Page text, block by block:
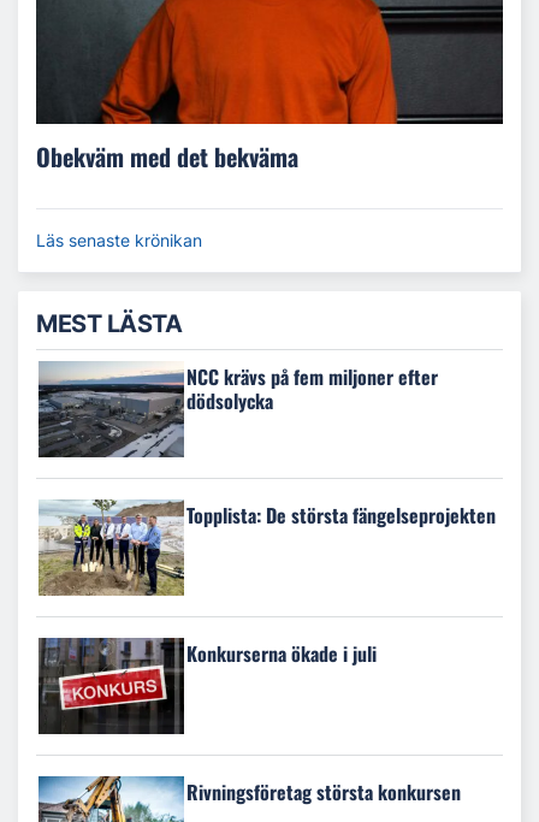
Obekväm med det bekväma
Läs senaste krönikan
MEST LÄSTA
NCC krävs på fem miljoner efter
dödsolycka
Topplista: De största fängelseprojekten
Konkurserna ökade i juli
Rivningsföretag största konkursen